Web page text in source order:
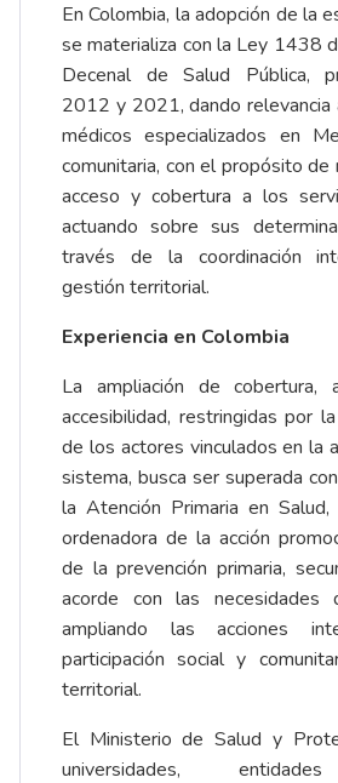
En Colombia, la adopción de la
se materializa con la Ley 1438
Decenal de Salud Pública,
2012 y 2021, dando relevancia
médicos especializados en
comunitaria, con el propósito de
acceso y cobertura a los
actuando sobre sus
través de la coordinación
gestión territorial.
Experiencia en Colombia
La ampliación de cobertura,
accesibilidad, restringidas por
de los actores vinculados en la
sistema, busca ser superada
la Atención Primaria en
ordenadora de la acción
de la prevención primaria,
acorde con las necesidades
ampliando las acciones
participación social y
territorial.
El Ministerio de Salud y
universidades,